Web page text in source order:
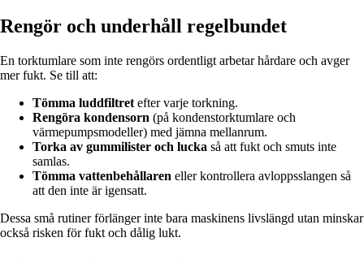
Rengör och underhåll regelbundet
En torktumlare som inte rengörs ordentligt arbetar hårdare och avger
mer fukt. Se till att:
Tömma luddfiltret efter varje torkning.
Rengöra kondensorn (på kondenstorktumlare och
värmepumpsmodeller) med jämna mellanrum.
Torka av gummilister och lucka så att fukt och smuts inte
samlas.
Tömma vattenbehållaren eller kontrollera avloppsslangen så
att den inte är igensatt.
Dessa små rutiner förlänger inte bara maskinens livslängd utan minskar
också risken för fukt och dålig lukt.